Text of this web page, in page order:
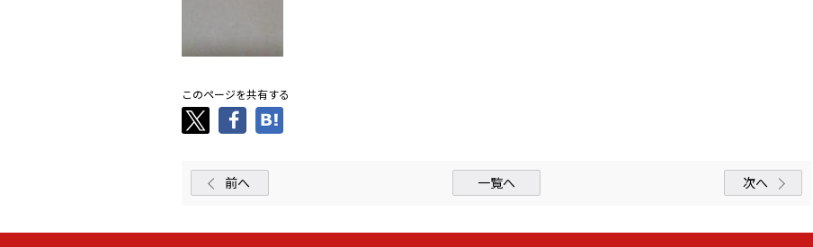
このページを共有する
前へ 一覧へ 次へ